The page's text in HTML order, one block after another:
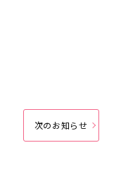
次のお知らせ